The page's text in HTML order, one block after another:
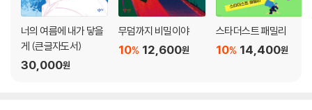
너의 여름에 내가 닿을
게 (큰글자도서)
30,000원
무덤까지 비밀이야
12,600원
10%
스타더스트 패밀리
14,400원
10%